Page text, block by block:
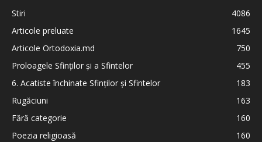
Stiri
4086
Articole preluate
1645
Articole Ortodoxia.md
750
Proloagele Sfinților și a Sfintelor
455
6. Acatiste închinate Sfinților și Sfintelor
183
Rugăciuni
163
Fără categorie
160
Poezia religioasă
160